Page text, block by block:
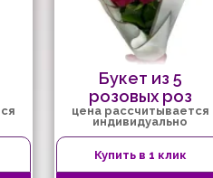
Букет из 5
розовых роз
цена рассчитывается
индивидуально
Купить в 1 клик